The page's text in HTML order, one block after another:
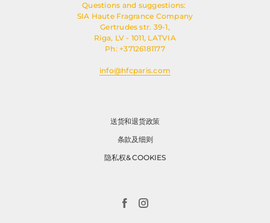
Questions and suggestions:
SIA Haute Fragrance Company
Gertrudes str. 39-1,
Riga, LV - 1011, LATVIA
Ph: +37126181177
info@hfcparis.com
送货和退货政策
条款及细则
隐私权& COOKIES